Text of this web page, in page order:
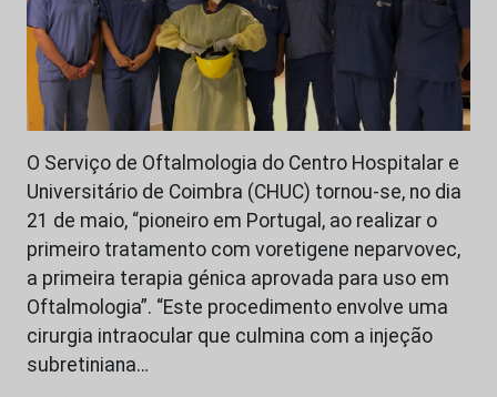
O Serviço de Oftalmologia do Centro Hospitalar e
Universitário de Coimbra (CHUC) tornou-se, no dia
21 de maio, “pioneiro em Portugal, ao realizar o
primeiro tratamento com voretigene neparvovec,
a primeira terapia génica aprovada para uso em
Oftalmologia”. “Este procedimento envolve uma
cirurgia intraocular que culmina com a injeção
subretiniana…